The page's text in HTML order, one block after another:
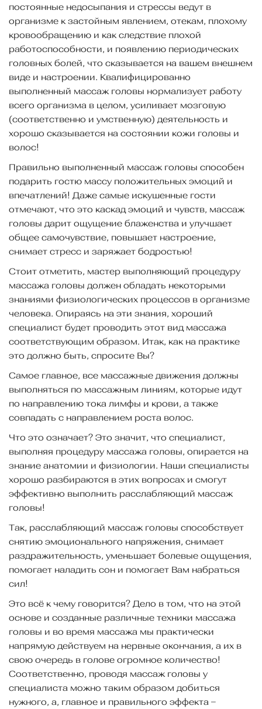
постоянные недосыпания и стрессы ведут в
организме к застойным явлением, отекам, плохому
кровообращению и как следствие плохой
работоспособности, и появлению периодических
головных болей, что сказывается на вашем внешнем
виде и настроении. Квалифицированно
выполненный массаж головы нормализует работу
всего организма в целом, усиливает мозговую
(соответственно и умственную) деятельность и
хорошо сказывается на состоянии кожи головы и
волос!
Правильно выполненный массаж головы способен
подарить гостю массу положительных эмоций и
впечатлений! Даже самые искушенные гости
отмечают, что это каскад эмоций и чувств, массаж
головы дарит ощущение блаженства и улучшает
общее самочувствие, повышает настроение,
снимает стресс и заряжает бодростью!
Стоит отметить, мастер выполняющий процедуру
массажа головы должен обладать некоторыми
знаниями физиологических процессов в организме
человека. Опираясь на эти знания, хороший
специалист будет проводить этот вид массажа
соответствующим образом. Итак, как на практике
это должно быть, спросите Вы?
Самое главное, все массажные движения должны
выполняться по массажным линиям, которые идут
по направлению тока лимфы и крови, а также
совпадать с направлением роста волос.
Что это означает? Это значит, что специалист,
выполняя процедуру массажа головы, опирается на
знание анатомии и физиологии. Наши специалисты
хорошо разбираются в этих вопросах и смогут
эффективно выполнить расслабляющий массаж
головы!
Так, расслабляющий массаж головы способствует
снятию эмоционального напряжения, снимает
раздражительность, уменьшает болевые ощущения,
помогает наладить сон и помогает Вам набраться
сил!
Это всё к чему говорится? Дело в том, что на этой
основе и созданные различные техники массажа
головы и во время массажа мы практически
напрямую действуем на нервные окончания, а их в
свою очередь в голове огромное количество!
Соответственно, проводя массаж головы у
специалиста можно таким образом добиться
нужного, а, главное и правильного эффекта –